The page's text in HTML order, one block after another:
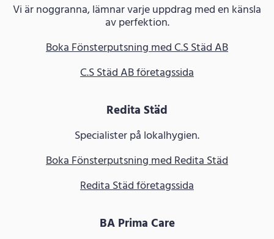
Vi är noggranna, lämnar varje uppdrag med en känsla
av perfektion.
Boka Fönsterputsning med C.S Städ AB
C.S Städ AB företagssida
Redita Städ
Specialister på lokalhygien.
Boka Fönsterputsning med Redita Städ
Redita Städ företagssida
BA Prima Care